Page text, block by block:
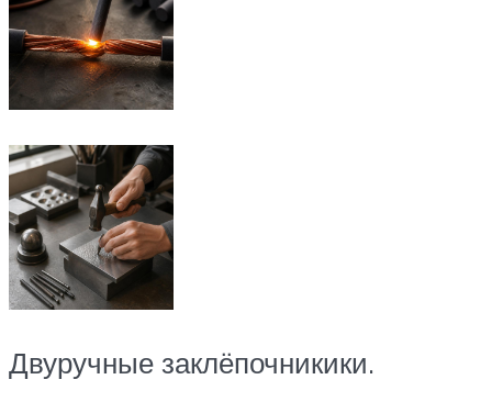
Двуручные заклёпочникики.